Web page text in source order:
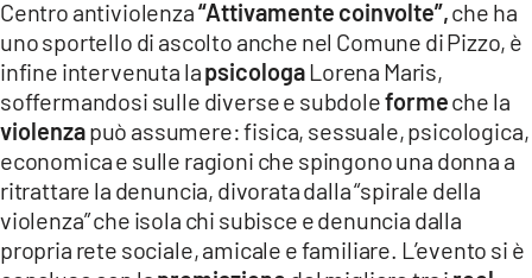
Centro antiviolenza“Attivamente coinvolte”,che ha
uno sportello di ascolto anche nel Comune di Pizzo, è
infine intervenuta lapsicologaLorena Maris,
soffermandosi sulle diverse e subdoleformeche la
violenzapuò assumere: fisica, sessuale, psicologica,
economica e sulle ragioni che spingono una donna a
ritrattare la denuncia, divorata dalla “spirale della
violenza” che isola chi subisce e denuncia dalla
propria rete sociale, amicale e familiare. L’evento si è